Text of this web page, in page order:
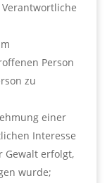
Person
zu
einer
Interesse
Gewalt erfolgt,
wurde;